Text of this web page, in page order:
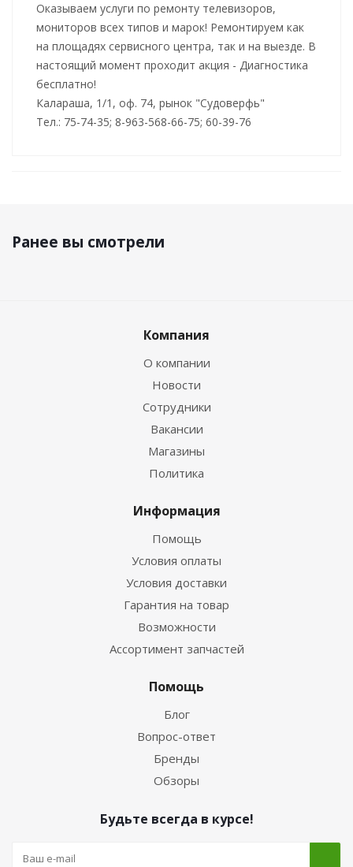
Оказываем услуги по ремонту телевизоров,
мониторов всех типов и марок! Ремонтируем как
на площадях сервисного центра, так и на выезде. В
настоящий момент проходит акция - Диагностика
бесплатно!
Калараша, 1/1, оф. 74, рынок "Судоверфь"
Тел.: 75-74-35; 8-963-568-66-75; 60-39-76
Ранее вы смотрели
Компания
О компании
Новости
Сотрудники
Вакансии
Магазины
Политика
Информация
Помощь
Условия оплаты
Условия доставки
Гарантия на товар
Возможности
Ассортимент запчастей
Помощь
Блог
Вопрос-ответ
Бренды
Обзоры
Будьте всегда в курсе!